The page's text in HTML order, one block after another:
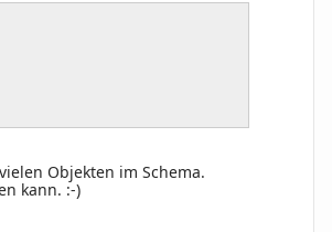
Objekten im Schema.
kann. :-)